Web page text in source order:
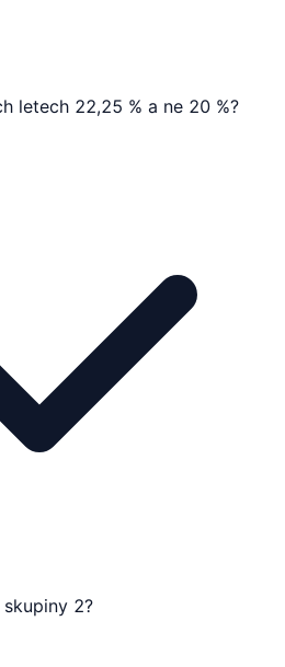
letech 22,25 % a ne 20 %?
2?